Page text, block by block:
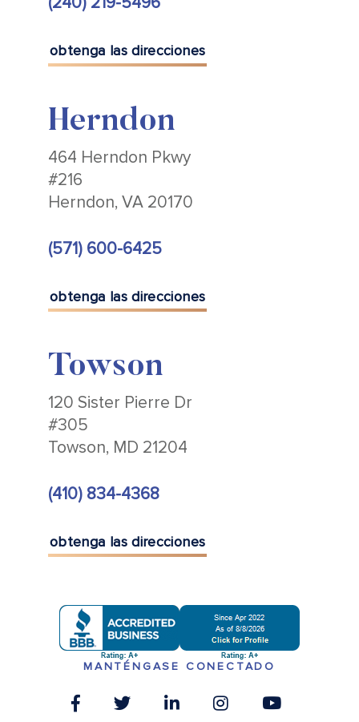
obtenga las direcciones
Herndon
464 Herndon Pkwy
#216
Herndon, VA 20170
(571) 600-6425
obtenga las direcciones
Towson
120 Sister Pierre Dr
#305
Towson, MD 21204
(410) 834-4368
obtenga las direcciones
MANTÉNGASE CONECTADO